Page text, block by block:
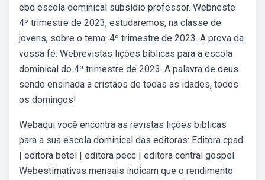
ebd escola dominical subsídio professor. Webneste
4º trimestre de 2023, estudaremos, na classe de
jovens, sobre o tema: 4º trimestre de 2023. A prova da
vossa fé: Webrevistas lições bíblicas para a escola
dominical do 4º trimestre de 2023. A palavra de deus
sendo ensinada a cristãos de todas as idades, todos
os domingos!
Webaqui você encontra as revistas lições bíblicas
para a sua escola dominical das editoras: Editora cpad
| editora betel | editora pecc | editora central gospel.
Webestimativas mensais indicam que o rendimento